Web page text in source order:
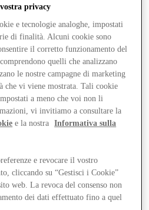
privacy
e tecnologie analoghe, impostati
di finalità. Alcuni cookie sono
il corretto funzionamento del
quelli che analizzano
le nostre campagne di marketing
che vi viene mostrata. Tali cookie
a meno che voi non li
vi invitiamo a consultare la
e la nostra
Informativa sulla
e revocare il vostro
cliccando su “Gestisci i Cookie”
web. La revoca del consenso non
dei dati effettuato fino a quel